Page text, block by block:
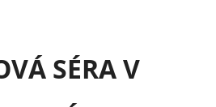
SÉRA V